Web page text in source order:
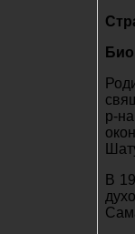
р-
В